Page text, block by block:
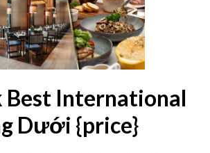
Best International
Dưới {price}